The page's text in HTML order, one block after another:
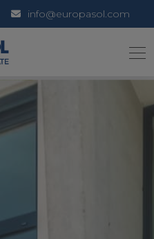
info@europasol.com